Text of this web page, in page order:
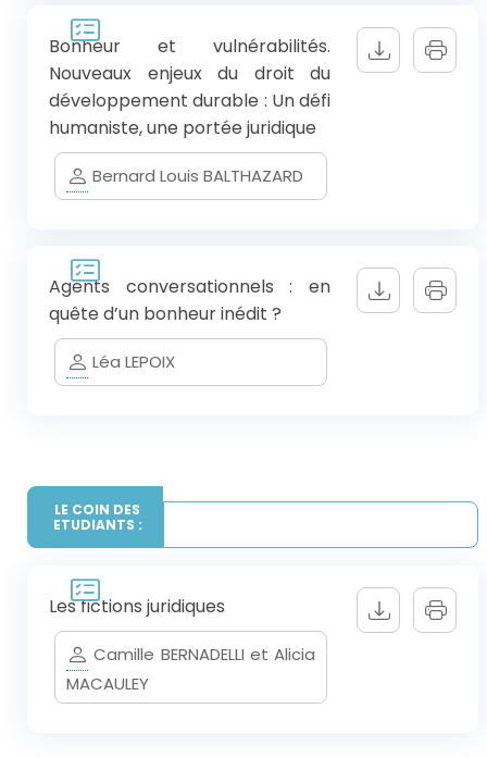
Bonheur et vulnérabilités.
Nouveaux enjeux du droit du
développement durable : Un défi
humaniste, une portée juridique
Bernard Louis BALTHAZARD
Agents conversationnels : en
quête d’un bonheur inédit ?
Léa LEPOIX
LE COIN DES
ETUDIANTS :
Les fictions juridiques
Camille BERNADELLI et Alicia
MACAULEY